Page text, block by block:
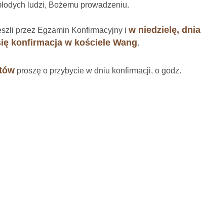
ludzi, Bożemu prowadzeniu.
przez Egzamin Konfirmacyjny i w niedzielę, dnia
konfirmacja w kościele Wang.
proszę o przybycie w dniu konfirmacji, o godz.